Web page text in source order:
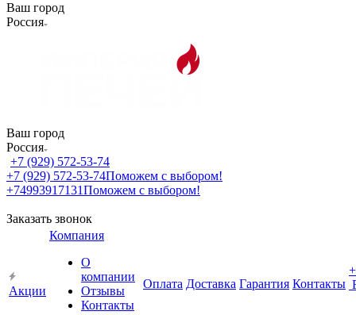
Ваш город
Россия
Ваш город
Россия
+7 (929) 572-53-74
+7 (929) 572-53-74Поможем с выбором!
+74993917131Поможем с выбором!
Заказать звонок
Акции
Компания
О
компании
Отзывы
Контакты
Оплата Доставка Гарантия Контакты
+